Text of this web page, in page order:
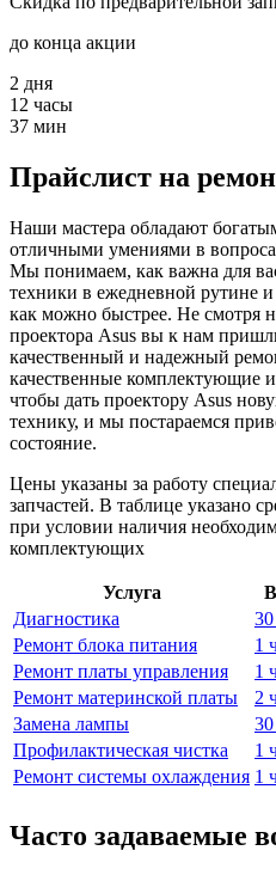
до конца акции
2 дня
12 часы
37 мин
Прайслист на
Наши мастера обладают
отличными умениями в
Мы понимаем, как важна для
техники в ежедневной рутине
как можно быстрее. Не смотря
проектора Asus вы к нам
качественный и надежный
качественные комплектующие
чтобы дать проектору Asus
технику, и мы постараемся
состояние.
Цены указаны за работу
запчастей. В таблице указано
при условии наличия
комплектующих
Услуга
Диагностика
Ремонт блока питания
1
Ремонт платы управления
1
Ремонт материнской платы
2
Замена лампы
Профилактическая чистка
1
Ремонт системы охлаждения 1
Часто задаваемые